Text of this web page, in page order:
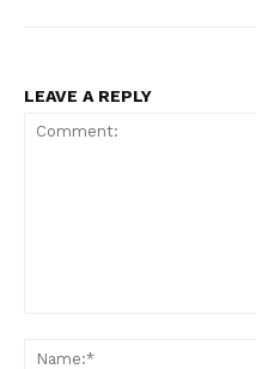
LEAVE A REPLY